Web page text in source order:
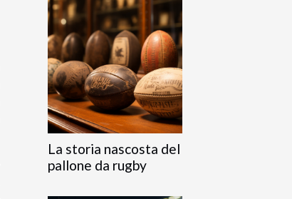
La storia nascosta del
pallone da rugby